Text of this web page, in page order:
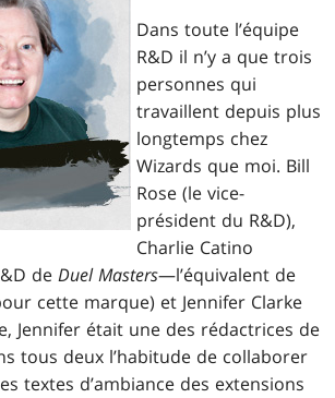
Dans toute l’équipe
R&D il n’y a que trois
personnes qui
travaillent depuis plus
longtemps chez
Wizards que moi. Bill
Rose (le vice-
président du R&D),
Charlie Catino
deDuel Masters—l’équivalent de
cette marque) et Jennifer Clarke
Jennifer était une des rédactrices de
tous deux l’habitude de collaborer
textes d’ambiance des extensions